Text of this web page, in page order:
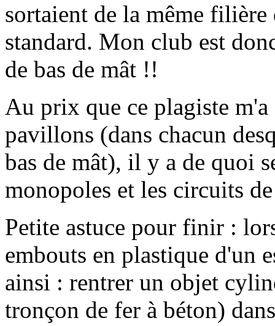
sortaient de la même filière
standard. Mon club est
de bas de mât !!
Au prix que ce plagiste
pavillons (dans chacun
bas de mât), il y a de quoi
monopoles et les circuits
Petite astuce pour finir :
embouts en plastique d'un
ainsi : rentrer un objet
tronçon de fer à béton)